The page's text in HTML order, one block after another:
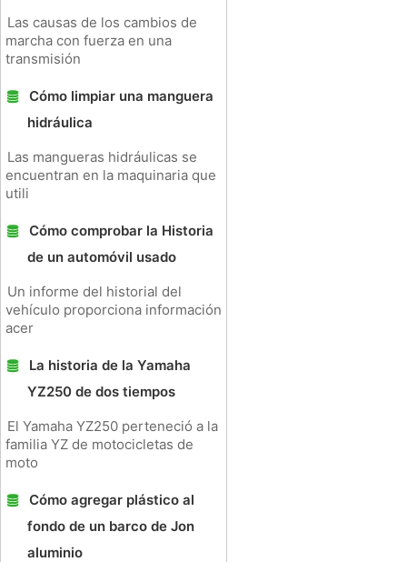
Las causas de los cambios de
marcha con fuerza en una
transmisión
Cómo limpiar una manguera
hidráulica
Las mangueras hidráulicas se
encuentran en la maquinaria que
utili
Cómo comprobar la Historia
de un automóvil usado
Un informe del historial del
vehículo proporciona información
acer
La historia de la Yamaha
YZ250 de dos tiempos
El Yamaha YZ250 perteneció a la
familia YZ de motocicletas de
moto
Cómo agregar plástico al
fondo de un barco de Jon
aluminio